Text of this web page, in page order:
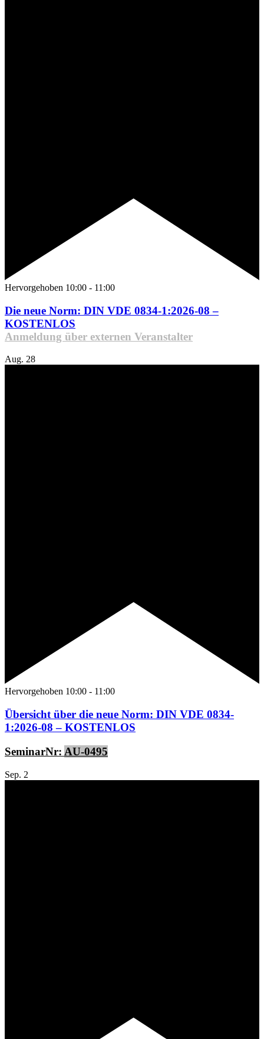
Hervorgehoben 10:00 - 11:00
Die neue Norm: DIN VDE 0834-1:2026-08 –
KOSTENLOS
Anmeldung über externen Veranstalter
Aug. 28
Hervorgehoben 10:00 - 11:00
Übersicht über die neue Norm: DIN VDE 0834-
1:2026-08 – KOSTENLOS
SeminarNr: AU-0495
Sep. 2